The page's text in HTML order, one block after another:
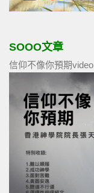
SOOO文章
信仰不像你預期video